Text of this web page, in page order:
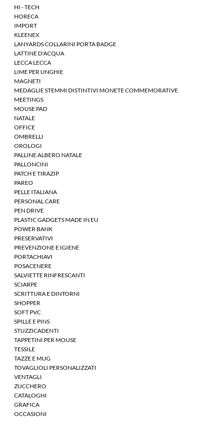
HI - TECH
HORECA
IMPORT
KLEENEX
LANYARDS COLLARINI PORTA BADGE
LATTINE D'ACQUA
LECCA LECCA
LIME PER UNGHIE
MAGNETI
MEDAGLIE STEMMI DISTINTIVI MONETE COMMEMORATIVE
MEETINGS
MOUSE PAD
NATALE
OFFICE
OMBRELLI
OROLOGI
PALLINE ALBERO NATALE
PALLONCINI
PATCH E TIRAZIP
PAREO
PELLE ITALIANA
PERSONAL CARE
PEN DRIVE
PLASTIC GADGETS MADE IN EU
POWER BANK
PRESERVATIVI
PREVENZIONE E IGIENE
PORTACHIAVI
POSACENERE
SALVIETTE RINFRESCANTI
SCIARPE
SCRITTURA E DINTORNI
SHOPPER
SOFT PVC
SPILLE E PINS
STUZZICADENTI
TAPPETINI PER MOUSE
TESSILE
TAZZE E MUG
TOVAGLIOLI PERSONALIZZATI
VENTAGLI
ZUCCHERO
CATALOGHI
GRAFICA
OCCASIONI